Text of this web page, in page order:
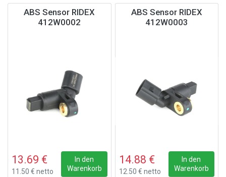
ABS Sensor RIDEX
412W0002
13.69 €
11.50 € netto
In den
Warenkorb
ABS Sensor RIDEX
412W0003
14.88 €
12.50 € netto
In den
Warenkorb